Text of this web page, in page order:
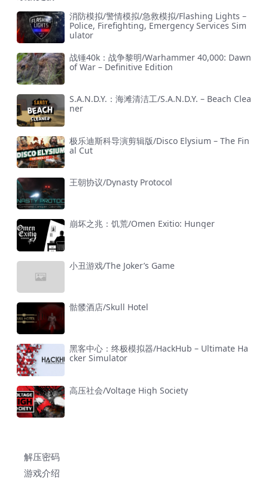
消防模拟/警情模拟/急救模拟/Flashing Lights –
Police, Firefighting, Emergency Services Sim
ulator
战锤40k：战争黎明/Warhammer 40,000: Dawn
of War – Definitive Edition
S.A.N.D.Y.：海滩清洁工/S.A.N.D.Y. – Beach Clea
ner
极乐迪斯科导演剪辑版/Disco Elysium – The Fin
al Cut
王朝协议/Dynasty Protocol
崩坏之兆：饥荒/Omen Exitio: Hunger
小丑游戏/The Joker’s Game
骷髅酒店/Skull Hotel
黑客中心：终极模拟器/HackHub – Ultimate Ha
cker Simulator
高压社会/Voltage High Society
解压密码
游戏介绍